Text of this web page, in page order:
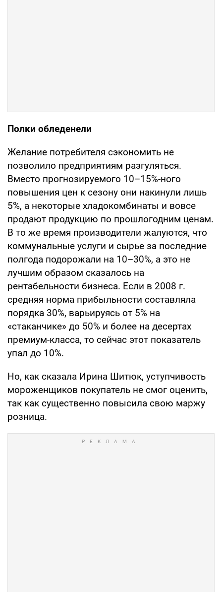
Полки обледенели
Желание потребителя сэкономить не
позволило предприятиям разгуляться.
Вместо прогнозируемого 10–15%-ного
повышения цен к сезону они накинули лишь
5%, а некоторые хладокомбинаты и вовсе
продают продукцию по прошлогодним ценам.
В то же время производители жалуются, что
коммунальные услуги и сырье за последние
полгода подорожали на 10–30%, а это не
лучшим образом сказалось на
рентабельности бизнеса. Если в 2008 г.
средняя норма прибыльности составляла
порядка 30%, варьируясь от 5% на
«стаканчике» до 50% и более на десертах
премиум-класса, то сейчас этот показатель
упал до 10%.
Но, как сказала Ирина Шитюк, уступчивость
мороженщиков покупатель не смог оценить,
так как существенно повысила свою маржу
розница.